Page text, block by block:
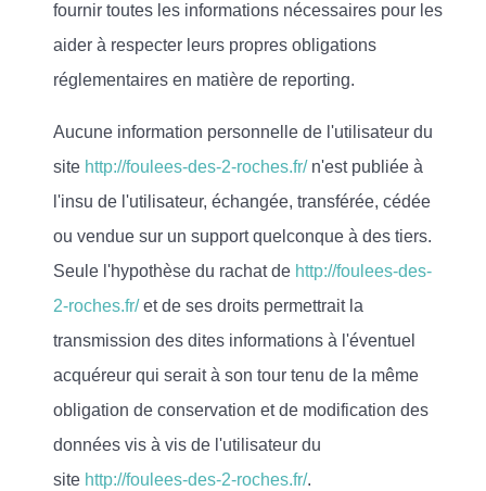
fournir toutes les informations nécessaires pour les
aider à respecter leurs propres obligations
réglementaires en matière de reporting.
Aucune information personnelle de l'utilisateur du
site http://foulees-des-2-roches.fr/n'est publiée à
l'insu de l'utilisateur, échangée, transférée, cédée
ou vendue sur un support quelconque à des tiers.
Seule l'hypothèse du rachat de http://foulees-des-
2-roches.fr/et de ses droits permettrait la
transmission des dites informations à l'éventuel
acquéreur qui serait à son tour tenu de la même
obligation de conservation et de modification des
données vis à vis de l'utilisateur du
site http://foulees-des-2-roches.fr/.